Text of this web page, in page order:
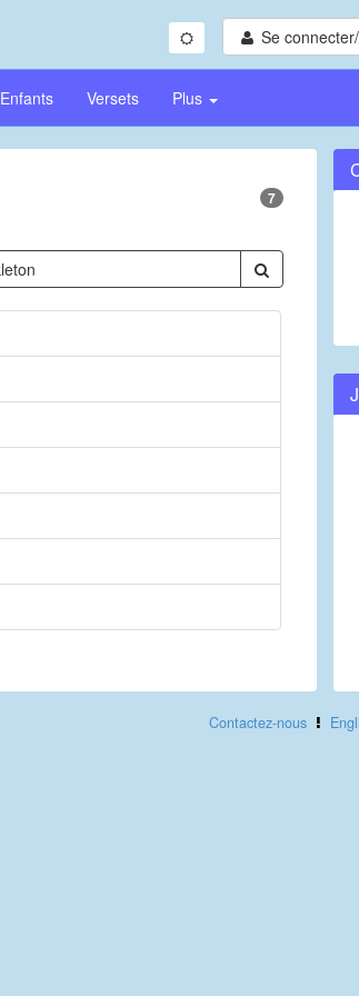
Se
Enfants Versets Plus
7
Contactez-nous